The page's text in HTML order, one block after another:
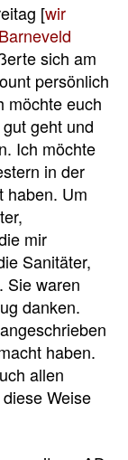
[wir
sich am
persönlich
möchte euch
geht und
Ich möchte
in der
haben. Um
mir
Sanitäter,
Sie waren
danken.
haben.
allen
Weise